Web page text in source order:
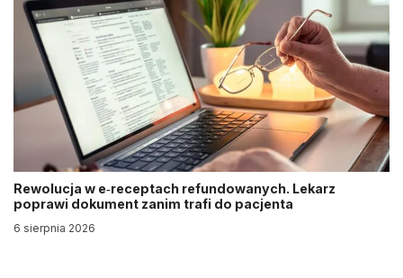
Rewolucja w e‑receptach refundowanych. Lekarz
poprawi dokument zanim trafi do pacjenta
6 sierpnia 2026